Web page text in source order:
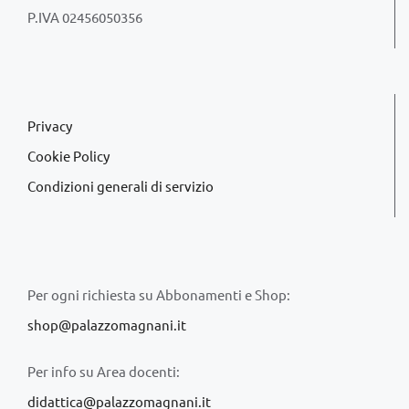
P.IVA 02456050356
Privacy
Cookie Policy
Condizioni generali di servizio
Per ogni richiesta su Abbonamenti e Shop:
shop@palazzomagnani.it
Per info su Area docenti:
didattica@palazzomagnani.it